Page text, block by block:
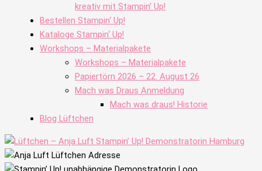
kreativ mit Stampin’ Up!
Bestellen Stampin‘ Up!
Kataloge Stampin‘ Up!
Workshops – Materialpakete
Workshops – Materialpakete
Papiertörn 2026 – 22. August 26
Mach was Draus Anmeldung
Mach was draus! Historie
Blog Lüftchen